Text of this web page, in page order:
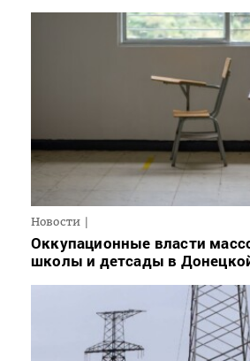
Новости
Оккупационные власти
школы и детсады в